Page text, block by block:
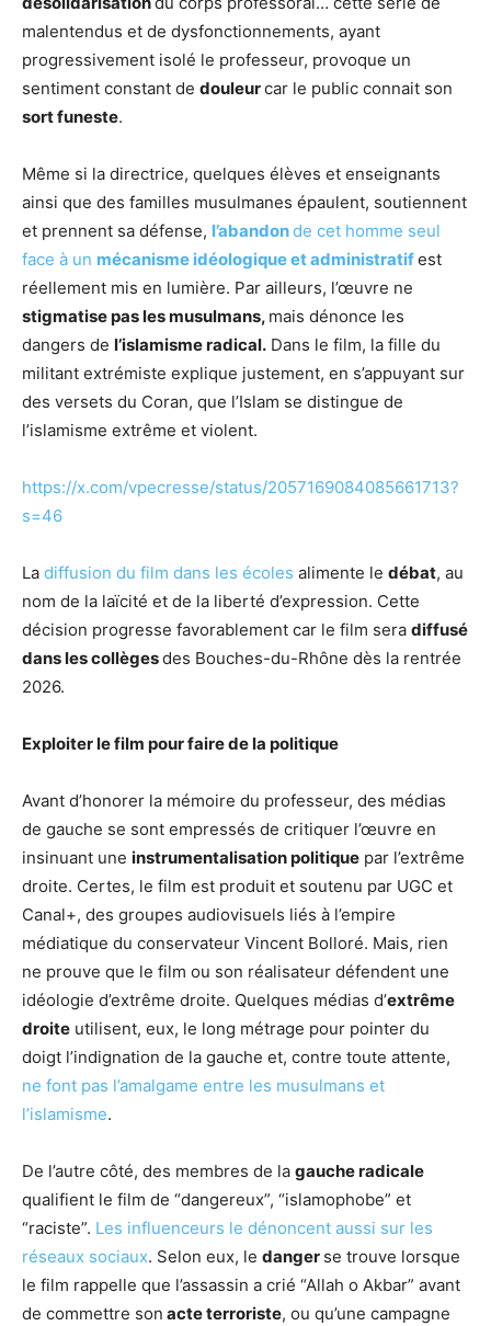
malentendus et de dysfonctionnements, ayant
progressivement isolé le professeur, provoque un
sentiment constant de douleurcar le public connait son
sort funeste.
Même si la directrice, quelques élèves et enseignants
ainsi que des familles musulmanes épaulent, soutiennent
et prennent sa défense, l’abandonde cet homme seul
face à un mécanisme idéologique et administratifest
réellement mis en lumière. Par ailleurs, l’œuvre ne
stigmatise pas les musulmans, mais dénonce les
dangers de l’islamisme radical. Dans le film, la fille du
militant extrémiste explique justement, en s’appuyant sur
des versets du Coran, que l’Islam se distingue de
l’islamisme extrême et violent.
https://x.com/vpecresse/status/2057169084085661713?
s=46
La diffusion du film dans les écoles alimente le débat, au
nom de la laïcité et de la liberté d’expression. Cette
décision progresse favorablement car le film sera diffusé
dans les collègesdes Bouches-du-Rhône dès la rentrée
2026.
Exploiter le film pour faire de la politique
Avant d’honorer la mémoire du professeur, des médias
de gauche se sont empressés de critiquer l’œuvre en
insinuant une instrumentalisation politique par l’extrême
droite. Certes, le film est produit et soutenu par UGC et
Canal+, des groupes audiovisuels liés à l’empire
médiatique du conservateur Vincent Bolloré. Mais, rien
ne prouve que le film ou son réalisateur défendent une
idéologie d’extrême droite. Quelques médias d’extrême
droite utilisent, eux, le long métrage pour pointer du
doigt l’indignation de la gauche et, contre toute attente,
ne font pas l’amalgame entre les musulmans et
l’islamisme.
De l’autre côté, des membres de la gauche radicale
qualifient le film de “dangereux”, “islamophobe” et
“raciste”. Les influenceurs le dénoncent aussi sur les
réseaux sociaux. Selon eux, le danger se trouve lorsque
le film rappelle que l’assassin a crié “Allah o Akbar” avant
de commettre son acte terroriste, ou qu’une campagne